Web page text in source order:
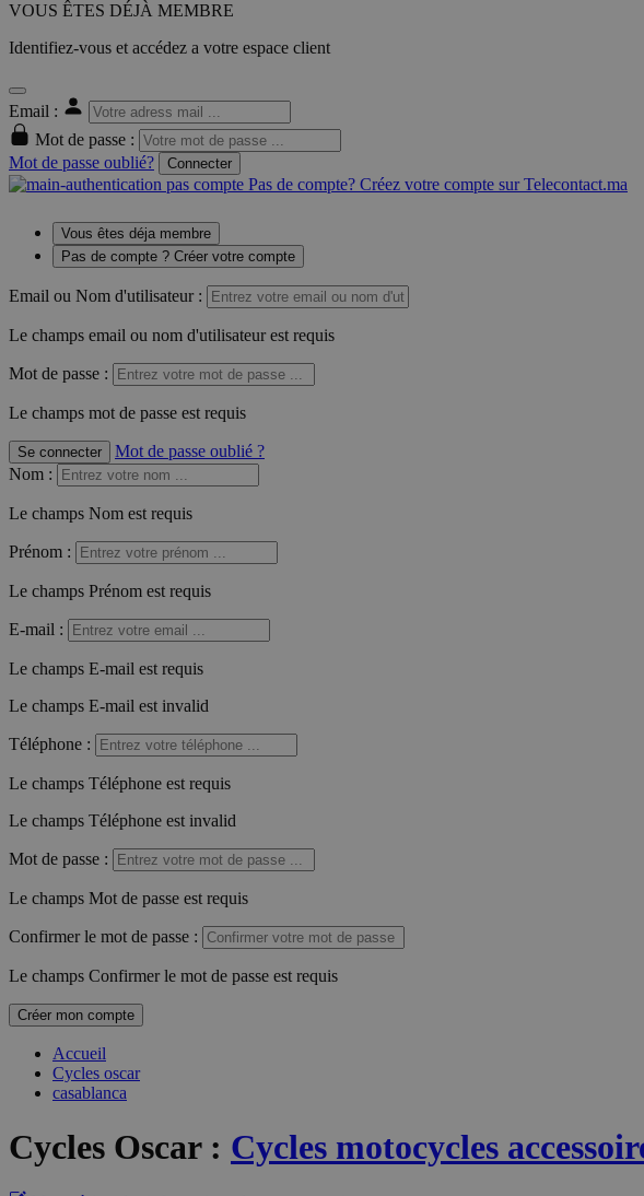
VOUS ÊTES DÉJÀ MEMBRE
Identifiez-vous et accédez a votre espace client
Email :
Mot de passe :
Mot de passe oublié?
Connecter
Pas de compte? Créez votre compte sur Telecontact.ma
Vous êtes déja membre
Pas de compte ? Créer votre compte
Email ou Nom d'utilisateur :
Le champs email ou nom d'utilisateur est requis
Mot de passe :
Le champs mot de passe est requis
Se connecter
Mot de passe oublié ?
Nom :
Le champs Nom est requis
Prénom :
Le champs Prénom est requis
E-mail :
Le champs E-mail est requis
Le champs E-mail est invalid
Téléphone :
Le champs Téléphone est requis
Le champs Téléphone est invalid
Mot de passe :
Le champs Mot de passe est requis
Confirmer le mot de passe :
Le champs Confirmer le mot de passe est requis
Créer mon compte
Accueil
Cycles oscar
casablanca
Cycles Oscar: Cycles motocycles